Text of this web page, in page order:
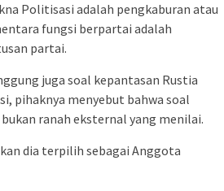
Politisasi adalah pengkaburan atau
fungsi berpartai adalah
partai.
juga soal kepantasan Rustia
pihaknya menyebut bahwa soal
ranah eksternal yang menilai.
dia terpilih sebagai Anggota